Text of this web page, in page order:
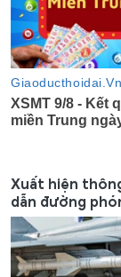
Xuất hiện
dẫn đường